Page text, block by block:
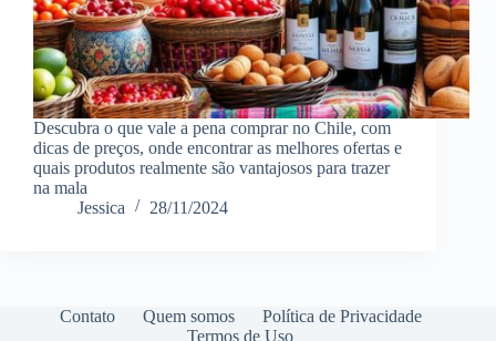
Descubra o que vale a pena comprar no Chile, com
dicas de preços, onde encontrar as melhores ofertas e
quais produtos realmente são vantajosos para trazer
na mala
Jessica
28/11/2024
Contato Quem somos
Política de Privacidade
Termos de Uso